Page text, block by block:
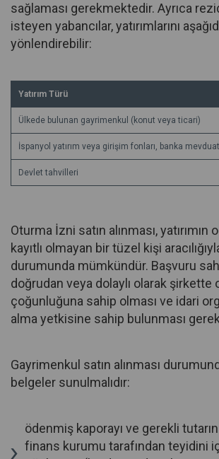
sağlaması gerekmektedir. Ayrıca
isteyen yabancılar, yatırımlarını
yönlendirebilir:
Yatırım Türü
Ülkede bulunan gayrimenkul (konut veya ticari)
İspanyol yatırım veya girişim fonları, banka
Devlet tahvilleri
Oturma İzni satın alınması,
kayıtlı olmayan bir tüzel kişi
durumunda mümkündür. Başvuru
doğrudan veya dolaylı olarak şirkette
çoğunluğuna sahip olması ve idari
alma yetkisine sahip bulunması
Gayrimenkul satın alınması
belgeler sunulmalıdır:
ödenmiş kaporayı ve gerekli
finans kurumu tarafından teyidini